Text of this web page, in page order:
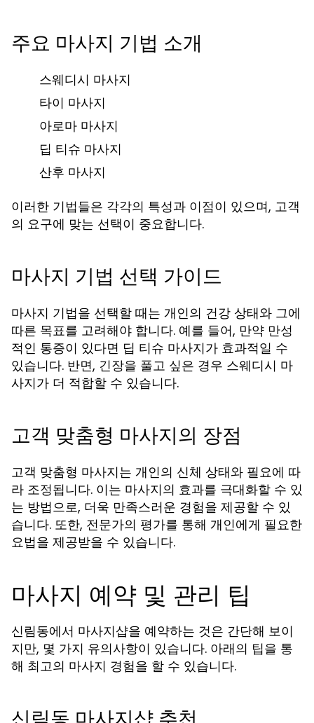
주요 마사지 기법 소개
스웨디시 마사지
타이 마사지
아로마 마사지
딥 티슈 마사지
산후 마사지
이러한 기법들은 각각의 특성과 이점이 있으며, 고객
의 요구에 맞는 선택이 중요합니다.
마사지 기법 선택 가이드
마사지 기법을 선택할 때는 개인의 건강 상태와 그에
따른 목표를 고려해야 합니다. 예를 들어, 만약 만성
적인 통증이 있다면 딥 티슈 마사지가 효과적일 수
있습니다. 반면, 긴장을 풀고 싶은 경우 스웨디시 마
사지가 더 적합할 수 있습니다.
고객 맞춤형 마사지의 장점
고객 맞춤형 마사지는 개인의 신체 상태와 필요에 따
라 조정됩니다. 이는 마사지의 효과를 극대화할 수 있
는 방법으로, 더욱 만족스러운 경험을 제공할 수 있
습니다. 또한, 전문가의 평가를 통해 개인에게 필요한
요법을 제공받을 수 있습니다.
마사지 예약 및 관리 팁
신림동에서 마사지샵을 예약하는 것은 간단해 보이
지만, 몇 가지 유의사항이 있습니다. 아래의 팁을 통
해 최고의 마사지 경험을 할 수 있습니다.